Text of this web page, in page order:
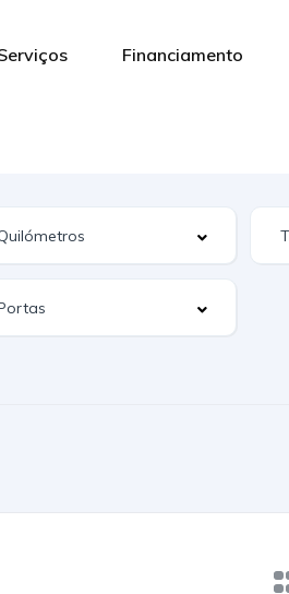
Financiamento